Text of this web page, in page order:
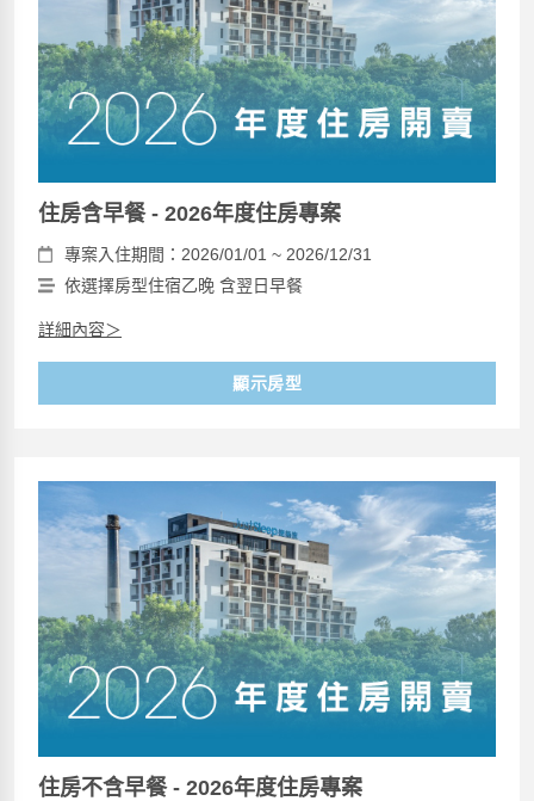
住房含早餐 - 2026年度住房專案
專案入住期間：2026/01/01 ~ 2026/12/31
依選擇房型住宿乙晚 含翌日早餐
詳細內容＞
顯示房型
住房不含早餐 - 2026年度住房專案